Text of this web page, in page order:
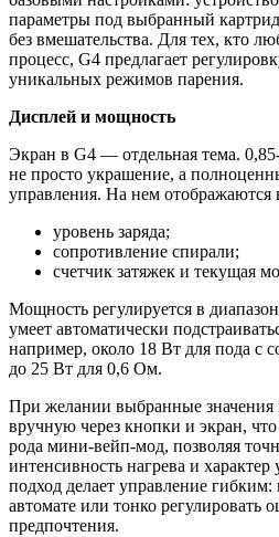
параметры под выбранный
без вмешательства. Для тех, кто
процесс, G4 предлагает
уникальных режимов парения.
Дисплей и мощность
Экран в G4 — отдельная тема.
не просто украшение, а
управления. На нем отображаются
уровень заряда;
сопротивление спирали;
счетчик затяжек и текущая
Мощность регулируется в
умеет автоматически
например, около 18 Вт для пода с
до 25 Вт для 0,6 Ом.
При желании выбранные значения
вручную через кнопки и экран,
рода мини-вейп-мод, позволяя
интенсивность нагрева и характер
подход делает управление
автомате или тонко регулировать
предпочтения.